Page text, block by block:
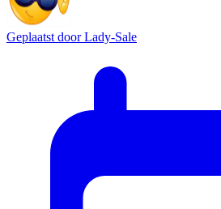
Geplaatst doorLady-Sale